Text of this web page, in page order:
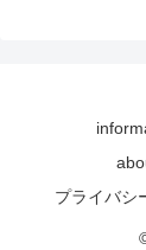
プライバシ